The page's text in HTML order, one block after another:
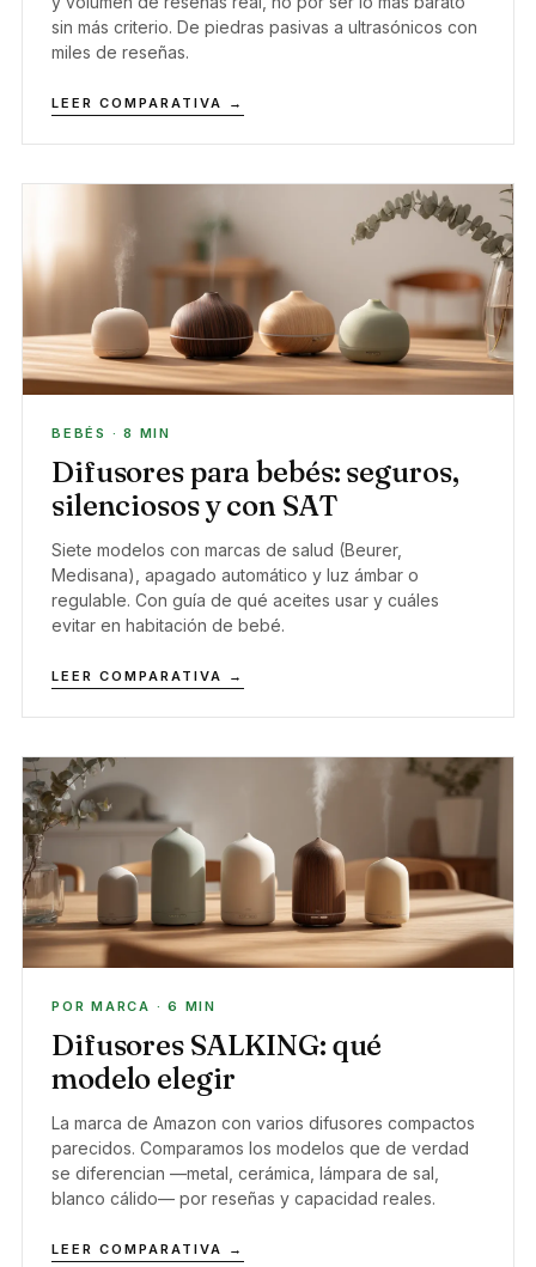
sin más criterio. De piedras pasivas a ultrasónicos con
miles de reseñas.
LEER COMPARATIVA →
BEBÉS · 8 MIN
Difusores para bebés: seguros,
silenciosos y con SAT
Siete modelos con marcas de salud (Beurer,
Medisana), apagado automático y luz ámbar o
regulable. Con guía de qué aceites usar y cuáles
evitar en habitación de bebé.
LEER COMPARATIVA →
POR MARCA · 6 MIN
Difusores SALKING: qué
modelo elegir
La marca de Amazon con varios difusores compactos
parecidos. Comparamos los modelos que de verdad
se diferencian —metal, cerámica, lámpara de sal,
blanco cálido— por reseñas y capacidad reales.
LEER COMPARATIVA →